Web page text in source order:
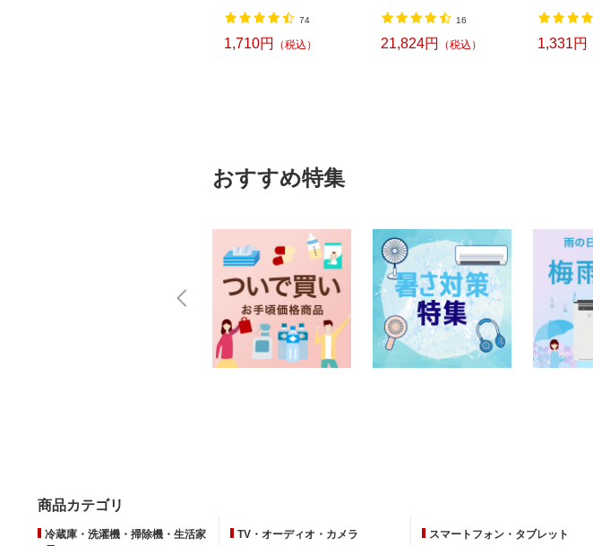
74
1,710円 （税込）
16
21,824円 （税込） 1,331円
おすすめ特集
商品カテゴリ
冷蔵庫・洗濯機・掃除機・生活家
TV・オーディオ・カメラ スマートフォン・ タブレット